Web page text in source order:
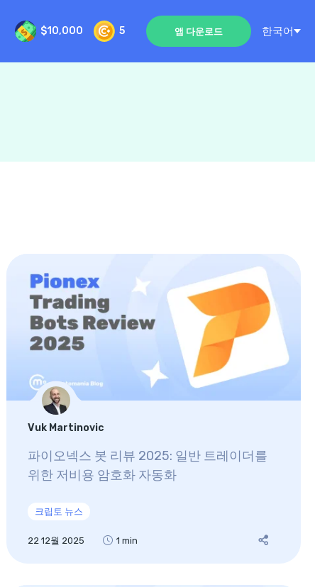
$10,000 5 앱 다운로드 한국어
Vuk Martinovic
파이오넥스 봇 리뷰 2025: 일반 트레이더를
위한 저비용 암호화 자동화
크립토 뉴스
22 12월 2025 1 min